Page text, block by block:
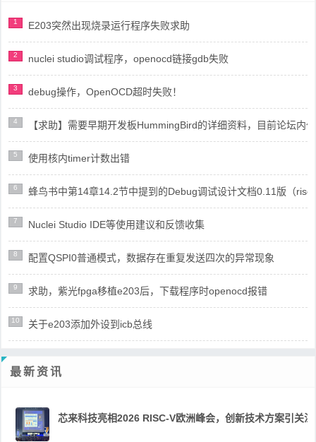
1 E203突然出现烧录运行程序失败求助
2 nuclei studio调试程序，openocd链接gdb失败
3 debug操作，OpenOCD超时失败！
4 【求助】需要早期开发板HummingBird的详细资料，目前论坛内
5 使用核内timer计数出错
6 蜂鸟书中第14章14.2节中提到的Debug调试设计文档0.11版（
7 Nuclei Studio IDE等使用建议和反馈收集
8 配置QSPI0普通模式，数据存在重复发送四次的异常现象
9 求助，紫光fpga移植e203后，下载程序时openocd报错
10 关于e203添加外设到icb总线
最新资讯
芯来科技亮相2026 RISC-V欧洲峰会，创新技术方案引关注